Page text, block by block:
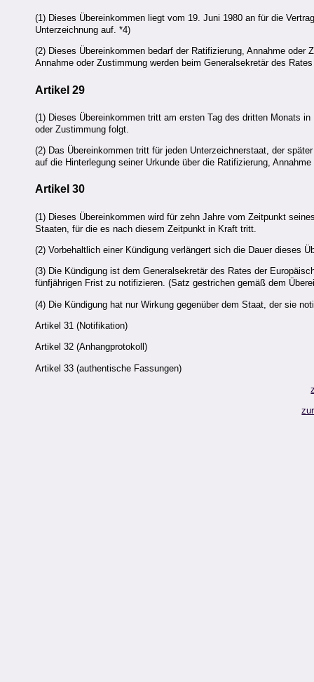
(1) Dieses Übereinkommen liegt vom 19. Juni 1980 an für die
Unterzeichnung auf. *4)
(2) Dieses Übereinkommen bedarf der Ratifizierung, Annahme
Annahme oder Zustimmung werden beim Generalsekretär des
Artikel 29
(1) Dieses Übereinkommen tritt am ersten Tag des dritten Monats
oder Zustimmung folgt.
(2) Das Übereinkommen tritt für jeden Unterzeichnerstaat, der
auf die Hinterlegung seiner Urkunde über die Ratifizierung,
Artikel 30
(1) Dieses Übereinkommen wird für zehn Jahre vom Zeitpunkt
Staaten, für die es nach diesem Zeitpunkt in Kraft tritt.
(2) Vorbehaltlich einer Kündigung verlängert sich die Dauer dieses
(3) Die Kündigung ist dem Generalsekretär des Rates der
fünfjährigen Frist zu notifizieren. (Satz gestrichen gemäß dem
(4) Die Kündigung hat nur Wirkung gegenüber dem Staat, der sie
Artikel 31 (Notifikation)
Artikel 32 (Anhangprotokoll)
Artikel 33 (authentische Fassungen)